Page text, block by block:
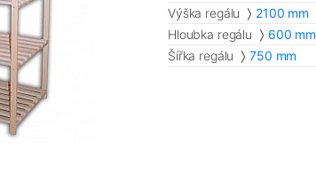
Výška regálu
2100 mm
Hloubka regálu
600 mm
Šířka regálu
750 mm